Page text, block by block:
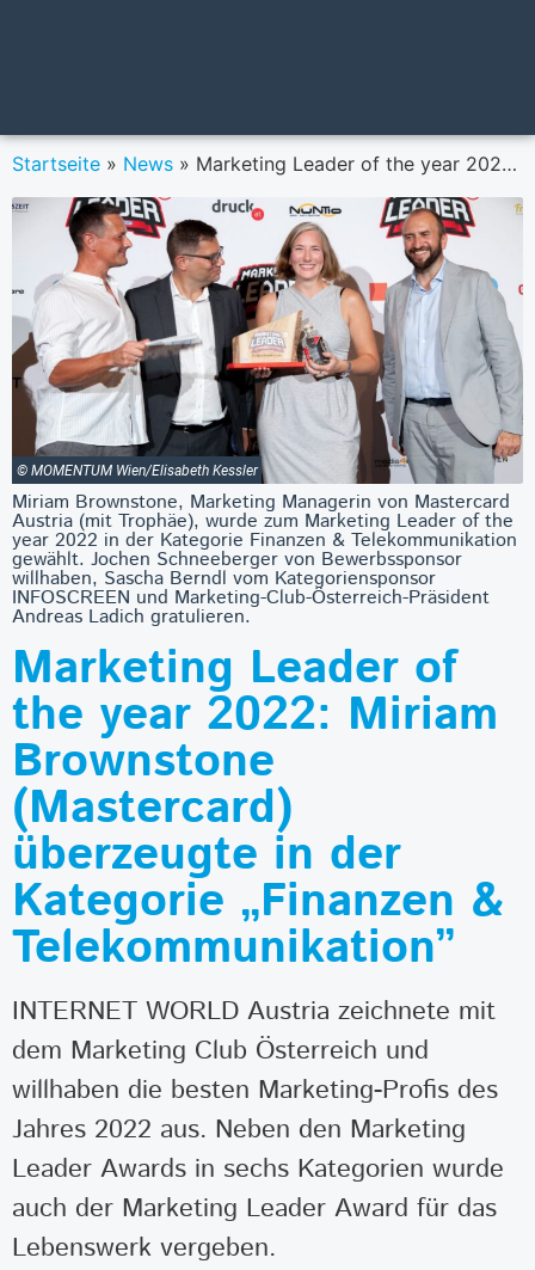
Startseite » News » Marketing Leader of the year 2022: Miriam Brownstone (Mastercard) überzeugte in der Kategorie „Finanzen & Telekommunikation”
© MOMENTUM Wien/Elisabeth Kessler
Miriam Brownstone, Marketing Managerin von Mastercard
Austria (mit Trophäe), wurde zum Marketing Leader of the
year 2022 in der Kategorie Finanzen & Telekommunikation
gewählt. Jochen Schneeberger von Bewerbssponsor
willhaben, Sascha Berndl vom Kategoriensponsor
INFOSCREEN und Marketing-Club-Österreich-Präsident
Andreas Ladich gratulieren.
Marketing Leader of
the year 2022: Miriam
Brownstone
(Mastercard)
überzeugte in der
Kategorie „Finanzen &
Telekommunikation”
INTERNET WORLD Austria zeichnete mit
dem Marketing Club Österreich und
willhaben die besten Marketing-Profis des
Jahres 2022 aus. Neben den Marketing
Leader Awards in sechs Kategorien wurde
auch der Marketing Leader Award für das
Lebenswerk vergeben.